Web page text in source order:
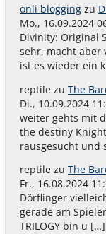
onli blogging zu
Mo., 16.09.2024
Divinity: Original
sehr, macht aber
ist es wieder ein
reptile zuThe
Di., 10.09.2024
weiter gehts mit
the destiny
rausgesucht und
reptile zuThe
Fr., 16.08.2024
Dörflinger
gerade am
TRILOGY bin u […]